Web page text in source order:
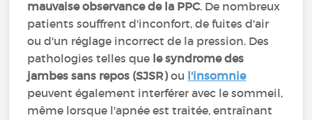
mauvaise observance de la PPC. De nombreux
patients souffrent d'inconfort, de fuites d'air
ou d'un réglage incorrect de la pression. Des
pathologies telles que le syndrome des
jambes sans repos (SJSR)ou l'insomnie
peuvent également interférer avec le sommeil,
même lorsque l'apnée est traitée, entraînant